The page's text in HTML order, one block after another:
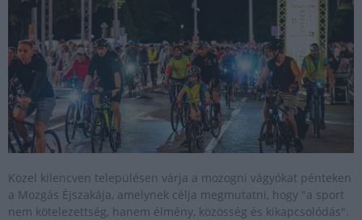
Közel kilencven településen várja a mozogni vágyókat pénteken
a Mozgás Éjszakája, amelynek célja megmutatni, hogy "a sport
nem kötelezettség, hanem élmény, közösség és kikapcsolódás".